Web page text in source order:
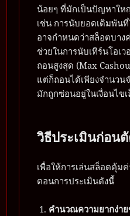
น้อยๆ ที่มักเป็นปัญหาให
เช่น การนับยอดเดิมพัน
อาจกำหนดว่าสล็อตบาง
ช่วยในการนับเทิร์นโอเ
ถอนสูงสุด (Max
แต่ก็ถอนได้เพียงจำนวน
มักถูกซ่อนอยู่ในเงื่อนไข
วิธีประเมินก่อน
เพื่อให้การเล่นสล็อตคุ้ม
ตอนการประเมินดังนี้
คำนวณความยากง่า